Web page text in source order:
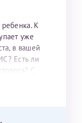
К
уже
в вашей
Есть ли
С